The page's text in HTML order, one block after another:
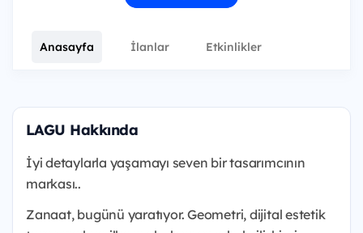
Anasayfa İlanlar Etkinlikler
LAGU Hakkında
İyi detaylarla yaşamayı seven bir tasarımcının
markası..
Zanaat, bugünü yaratıyor. Geometri, dijital estetik